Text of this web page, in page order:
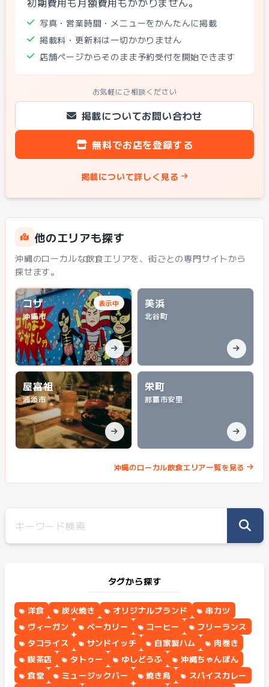
写真・営業時間・メニューをかんたんに掲載
掲載料・更新料は一切かかりません
店舗ページからそのまま予約受付を開始できます
お気軽にご相談ください
掲載についてお問い合わせ
無料でお店を登録する
掲載について詳しく見る
他のエリアも探す
沖縄のローカルな飲食エリアを、街ごとの専門サイトから
探せます。
コザ
沖縄市
表示中 美浜
北谷町
屋富祖
浦添市
栄町
那覇市安里
沖縄のローカル飲食エリア一覧を見る
タグから探す
洋食 炭火焼き オリジナルブランド
串カツ
ヴィーガン
ベーカリー コーヒー
フリーランス
タコライス
サンドイッチ 自家製ハム
肉巻き
喫茶店
タトゥー ゆしどうふ
沖縄ちゃんぽん
食堂
ミュージックバー 焼き鳥
スパイスカレー